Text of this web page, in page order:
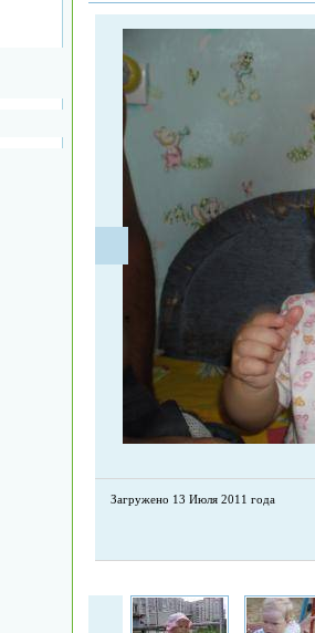
Загружено 13 Июля 2011 года